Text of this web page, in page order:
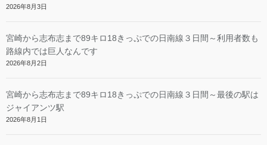
2026年8月3日
宮崎から志布志まで89キロ18きっぷでの日南線３日間～利用者数も
路線内では巨人なんです
2026年8月2日
宮崎から志布志まで89キロ18きっぷでの日南線３日間～最後の駅は
ジャイアンツ駅
2026年8月1日